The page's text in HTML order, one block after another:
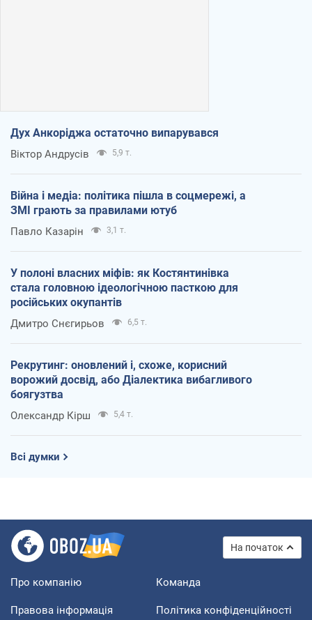
Дух Анкоріджа остаточно випарувався
Віктор Андрусів 5,9 т.
Війна і медіа: політика пішла в соцмережі, а
ЗМІ грають за правилами ютуб
Павло Казарін 3,1 т.
У полоні власних міфів: як Костянтинівка
стала головною ідеологічною пасткою для
російських окупантів
Дмитро Снєгирьов 6,5 т.
Рекрутинг: оновлений і, схоже, корисний
ворожий досвід, або Діалектика вибагливого
боягузтва
Олександр Кірш 5,4 т.
Всі думки
На початок
Про компанію Команда
Правова інформація Політика конфіденційності